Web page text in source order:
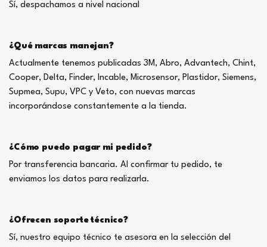
Sí, despachamos a nivel nacional
¿Qué marcas manejan?
Actualmente tenemos publicadas 3M, Abro, Advantech, Chint,
Cooper, Delta, Finder, Incable, Microsensor, Plastidor, Siemens,
Supmea, Supu, VPC y Veto, con nuevas marcas
incorporándose constantemente a la tienda.
¿Cómo puedo pagar mi pedido?
Por transferencia bancaria. Al confirmar tu pedido, te
enviamos los datos para realizarla.
¿Ofrecen soporte técnico?
Sí, nuestro equipo técnico te asesora en la selección del